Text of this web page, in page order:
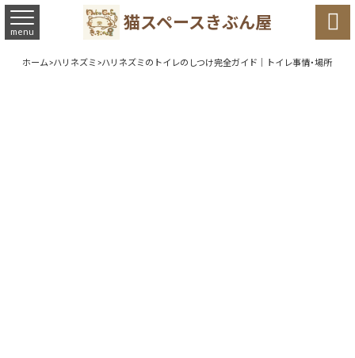
猫スペースきぶん屋
menu 
ホーム>ハリネズミ>ハリネズミのトイレのしつけ完全ガイド｜トイレ事情・場所の選